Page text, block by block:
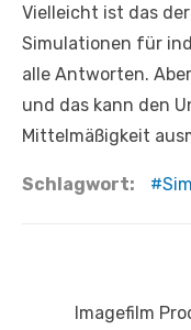
Vielleicht ist das
Simulationen für
alle Antworten.
und das kann den
Mittelmäßigkeit
Schlagwort:
Vorheriger
Imagefilm